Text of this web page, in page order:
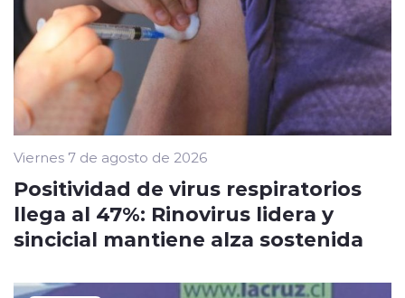
Viernes 7 de agosto de 2026
Positividad de virus respiratorios
llega al 47%: Rinovirus lidera y
sincicial mantiene alza sostenida